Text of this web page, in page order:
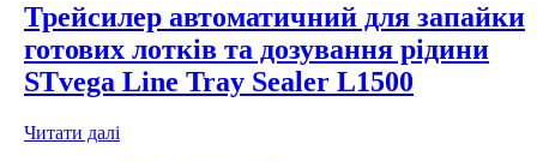
Трейсилер автоматичний для запайки
готових лотків та дозування рідини
STvega Line Tray Sealer L1500
Читати далі